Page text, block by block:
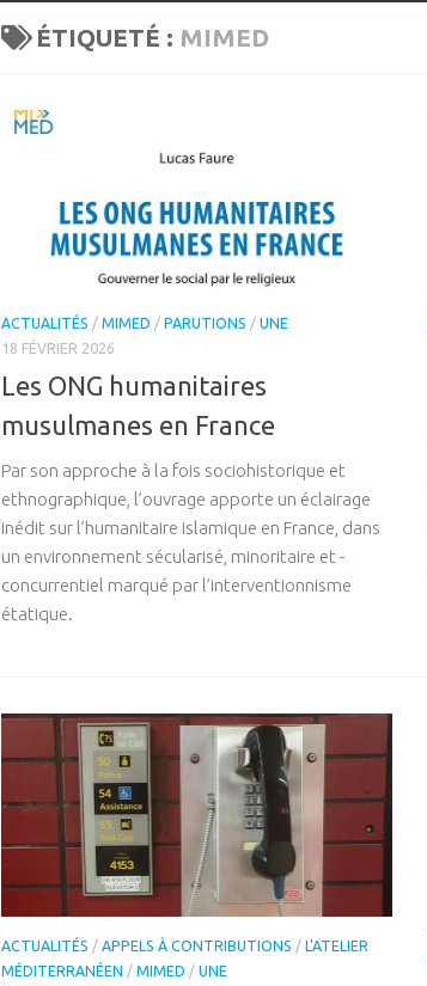
ÉTIQUETÉ : MIMED
ACTUALITÉS / MIMED / PARUTIONS / UNE
18 FÉVRIER 2026
Les ONG humanitaires
musulmanes en France
Par son approche à la fois sociohistorique et
ethnographique, l’ouvrage apporte un éclairage
inédit sur l’humanitaire ­islamique en France, dans
un environnement sécularisé, minoritaire et ­
concurrentiel marqué par l’interventionnisme
étatique.
ACTUALITÉS / APPELS À CONTRIBUTIONS / L'ATELIER
MÉDITERRANÉEN / MIMED / UNE